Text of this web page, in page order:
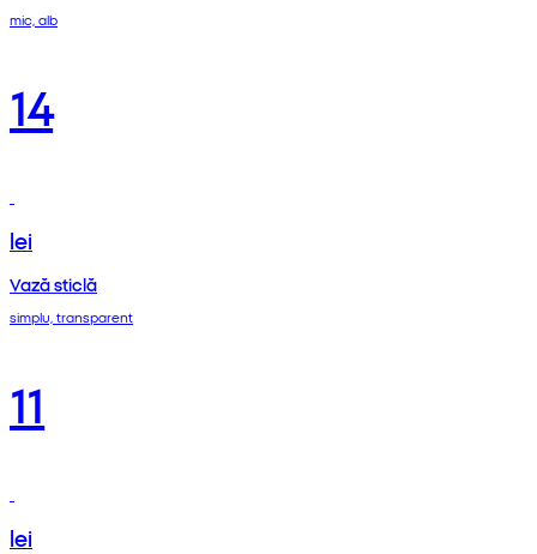
mic, alb
14
lei
Vază sticlă
simplu, transparent
11
lei